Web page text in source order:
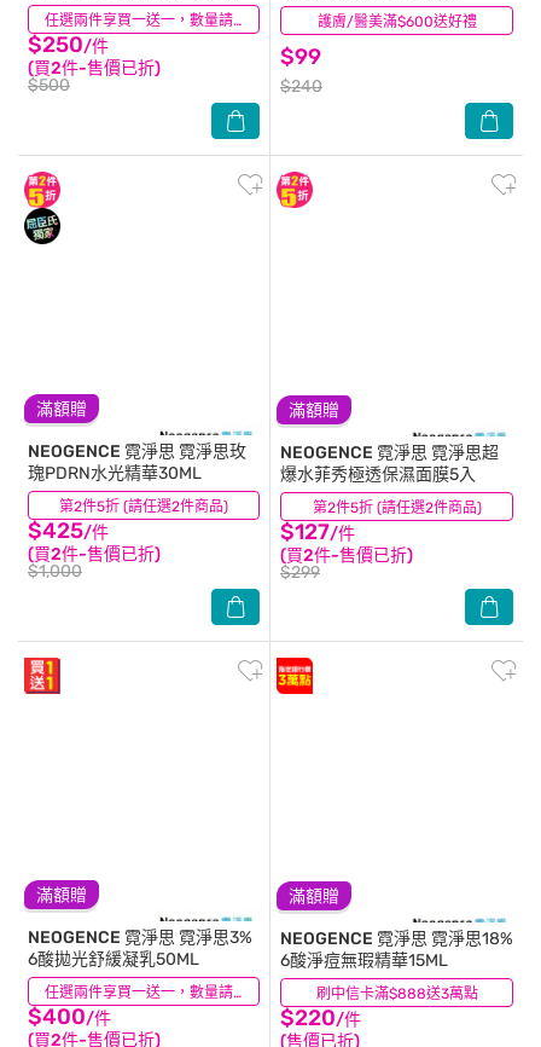
任選兩件享買一送一，數量請選2件
$250/件
(買2件-售價已折)
$500
(0) 護膚/醫美滿$600送好禮
$99
$240
(3)
滿額贈
第2件5折 (請任選2件商品)
NEOGENCE 霓淨思 霓淨思玫
瑰PDRN水光精華30ML
$425/件
(買2件-售價已折)
$1,000
(2)
滿額贈
第2件5折 (請任選2件商品)
NEOGENCE 霓淨思 霓淨思超
爆水菲秀極透保濕面膜5入
$127/件
(買2件-售價已折)
$299
(0)
滿額贈
任選兩件享買一送一，數量請選2件
NEOGENCE 霓淨思 霓淨思3%
6酸拋光舒緩凝乳50ML
$400/件
(買2件-售價已折)
(0)
滿額贈
刷中信卡滿$888送3萬點
NEOGENCE 霓淨思 霓淨思18%
6酸淨痘無瑕精華15ML
$220/件
(售價已折)
(0)